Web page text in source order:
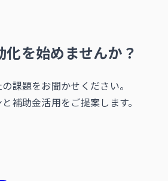
を始めませんか？
課題をお聞かせください。
補助金活用をご提案します。